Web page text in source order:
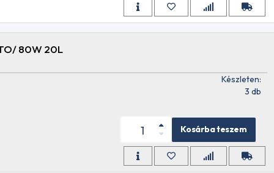
80W 20L
Készleten:
3 db
Kosárba teszem